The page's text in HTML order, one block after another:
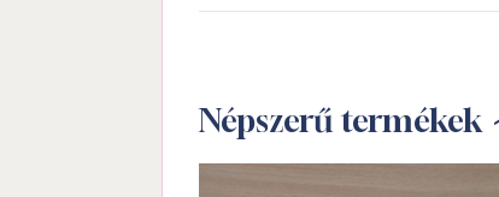
Népszerű termékek